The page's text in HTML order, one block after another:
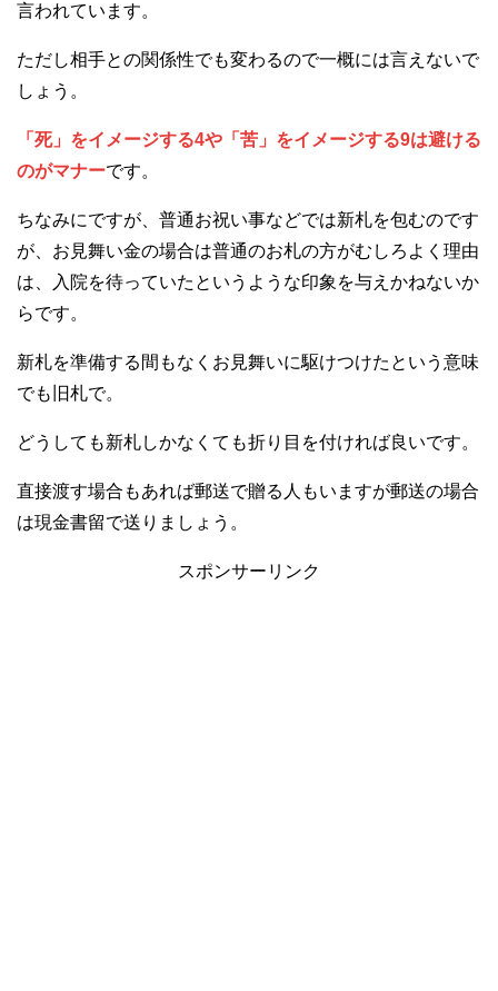
言われています。
ただし相手との関係性でも変わるので一概には言えないで
しょう。
「死」をイメージする4や「苦」をイメージする9は避ける
のがマナーです。
ちなみにですが、普通お祝い事などでは新札を包むのです
が、お見舞い金の場合は普通のお札の方がむしろよく理由
は、入院を待っていたというような印象を与えかねないか
らです。
新札を準備する間もなくお見舞いに駆けつけたという意味
でも旧札で。
どうしても新札しかなくても折り目を付ければ良いです。
直接渡す場合もあれば郵送で贈る人もいますが郵送の場合
は現金書留で送りましょう。
スポンサーリンク